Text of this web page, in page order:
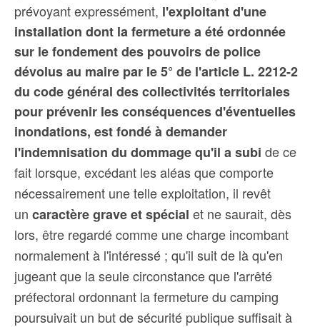
prévoyant expressément, l'exploitant d'une
installation dont la fermeture a été ordonnée
sur le fondement des pouvoirs de police
dévolus au maire par le 5° de l'article L. 2212-2
du code général des collectivités territoriales
pour prévenir les conséquences d'éventuelles
inondations, est fondé à demander
l'indemnisation du dommage qu'il a subi de ce
fait lorsque, excédant les aléas que comporte
nécessairement une telle exploitation, il revêt
un caractère grave et spécial et ne saurait, dès
lors, être regardé comme une charge incombant
normalement à l'intéressé ; qu'il suit de là qu'en
jugeant que la seule circonstance que l'arrêté
préfectoral ordonnant la fermeture du camping
poursuivait un but de sécurité publique suffisait à